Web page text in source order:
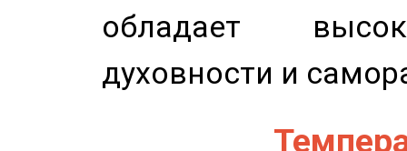
обладает
духовности и